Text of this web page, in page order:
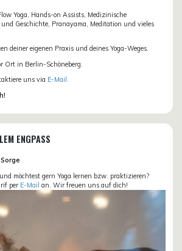
Yoga, Hands-on Assists, Medizinische
Geschichte, Pranayama, Meditation und vieles
deiner eigenen Praxis und deines Yoga-Weges.
Ort in Berlin-Schöneberg.
uns via E-Mail.
ENGPASS
möchtest gern Yoga lernen bzw. praktizieren?
per E-Mail an. Wir freuen uns auf dich!